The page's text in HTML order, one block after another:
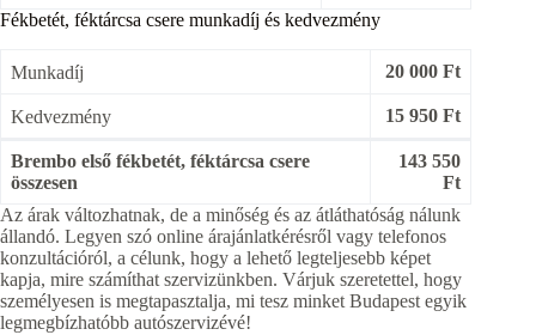
Fékbetét, féktárcsa csere munkadíj és kedvezmény
Munkadíj 20 000 Ft
Kedvezmény 15 950 Ft
Brembo első fékbetét, féktárcsa csere
összesen
143 550
Ft
Az árak változhatnak, de a minőség és az átláthatóság nálunk
állandó. Legyen szó online árajánlatkérésről vagy telefonos
konzultációról, a célunk, hogy a lehető legteljesebb képet
kapja, mire számíthat szervizünkben. Várjuk szeretettel, hogy
személyesen is megtapasztalja, mi tesz minket Budapest egyik
legmegbízhatóbb autószervizévé!